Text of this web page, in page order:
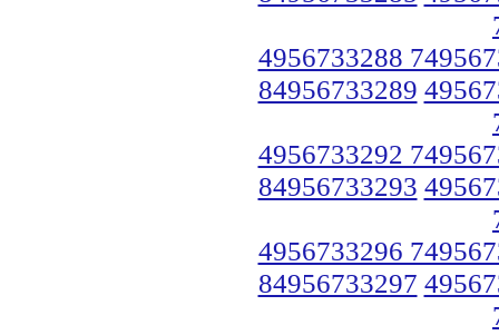
4956733288
84956733289
4956733292
84956733293
4956733296
84956733297